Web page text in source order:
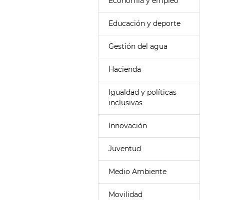
Educación y deporte
Gestión del agua
Hacienda
Igualdad y políticas
inclusivas
Innovación
Juventud
Medio Ambiente
Movilidad